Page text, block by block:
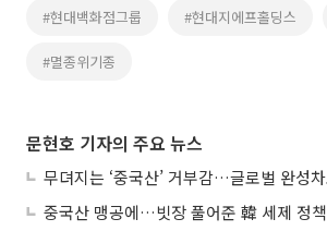
#현대백화점그룹 #현대지에프홀딩스
#멸종위기종
문현호 기자의 주요 뉴스
중국산 맹공에…빗장 풀어준 韓 세제 정책